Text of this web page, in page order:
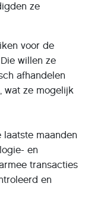
ze
voor de
willen ze
afhandelen
wat ze mogelijk
maanden
en
transacties
en